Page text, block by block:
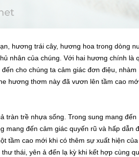
hương trái cây, hương hoa trong dòng
nhân của chúng. Với hai hương chính là
đến cho chúng ta cảm giác đơn điệu, nhàm
hương thơm này đã vươn lên tầm cao
tràn trề nhựa sống. Trong sung mang đến
mang đến cảm giác quyến rũ và hấp dẫn
tầm cao mới khi có thêm sự xuất hiện của
thái, yên ả đến lạ kỳ khi kết hợp cùng